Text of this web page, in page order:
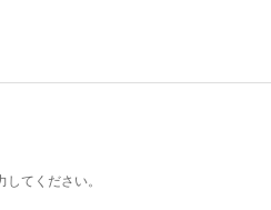
てください。